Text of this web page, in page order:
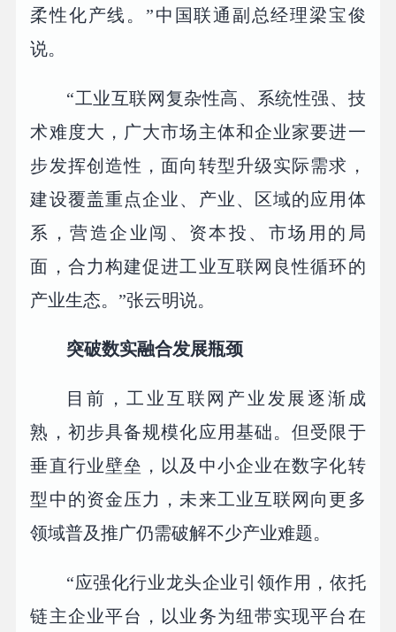
柔性化产线。”中国联通副总经理梁宝俊
说。
“工业互联网复杂性高、系统性强、技
术难度大，广大市场主体和企业家要进一
步发挥创造性，面向转型升级实际需求，
建设覆盖重点企业、产业、区域的应用体
系，营造企业闯、资本投、市场用的局
面，合力构建促进工业互联网良性循环的
产业生态。”张云明说。
突破数实融合发展瓶颈
目前，工业互联网产业发展逐渐成
熟，初步具备规模化应用基础。但受限于
垂直行业壁垒，以及中小企业在数字化转
型中的资金压力，未来工业互联网向更多
领域普及推广仍需破解不少产业难题。
“应强化行业龙头企业引领作用，依托
链主企业平台，以业务为纽带实现平台在